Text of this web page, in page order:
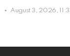
August 3, 2026,